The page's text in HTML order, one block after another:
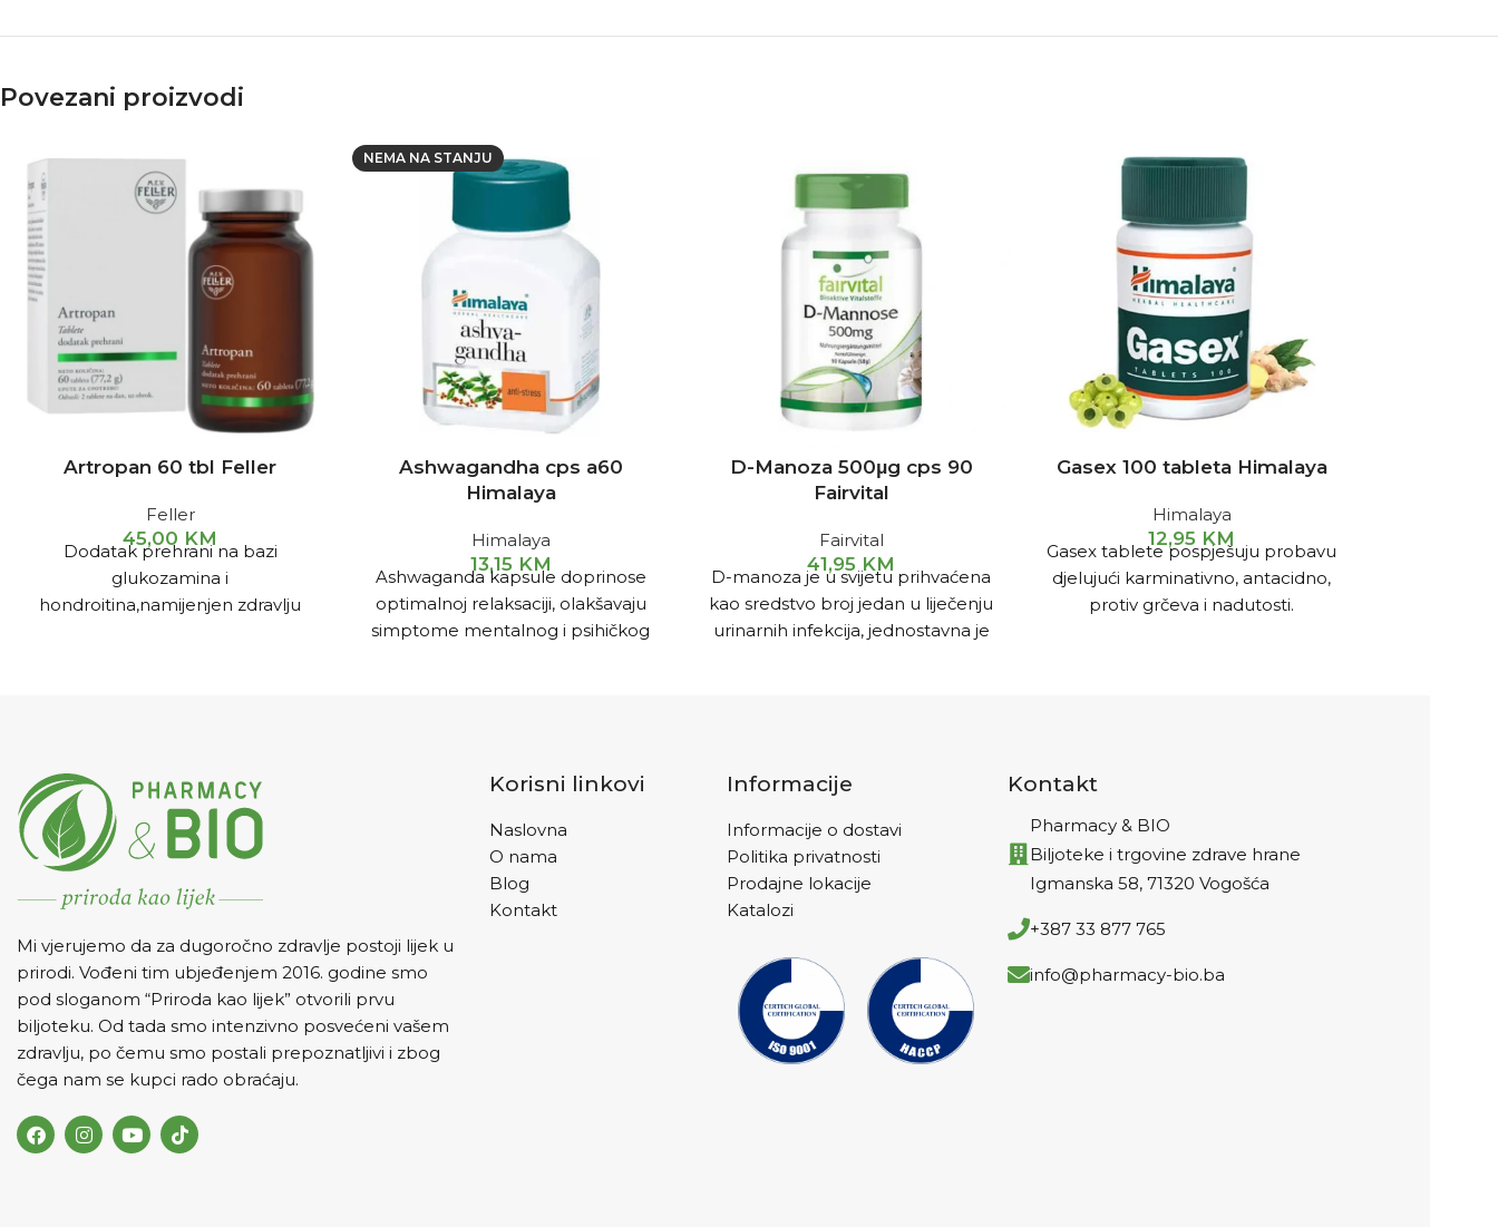
Povezani proizvodi
Artropan 60 tbl Feller
Feller
45,00 KM
Dodatak prehrani na bazi
glukozamina i
hondroitina,namijenjen zdravlju
NEMA NA STANJU
Ashwagandha cps a60
Himalaya
Himalaya
13,15 KM
Ashwaganda kapsule doprinose
optimalnoj relaksaciji, olakšavaju
simptome mentalnog i psihičkog
D-Manoza 500μg cps 90
Fairvital
Fairvital
41,95 KM
D-manoza je u svijetu prihvaćena
kao sredstvo broj jedan u liječenju
urinarnih infekcija, jednostavna je
Gasex 100 tableta Himalaya
Himalaya
12,95 KM
Gasex tablete pospješuju probavu
djelujući karminativno, antacidno,
protiv grčeva i nadutosti.
Mi vjerujemo da za dugoročno zdravlje postoji lijek u
prirodi. Vođeni tim ubjeđenjem 2016. godine smo
pod sloganom “Priroda kao lijek” otvorili prvu
biljoteku. Od tada smo intenzivno posvećeni vašem
zdravlju, po čemu smo postali prepoznatljivi i zbog
čega nam se kupci rado obraćaju.
Korisni linkovi
Naslovna
O nama
Blog
Kontakt
Informacije
Informacije o dostavi
Politika privatnosti
Prodajne lokacije
Katalozi
Kontakt
Pharmacy & BIO
Biljoteke i trgovine zdrave hrane
Igmanska 58, 71320 Vogošća
+387 33 877 765
info@pharmacy-bio.ba